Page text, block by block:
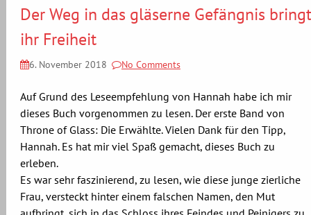
Der Weg in das gläserne Gefängnis bringt
ihr Freiheit
6. November 2018 No Comments
Auf Grund des Leseempfehlung von Hannah habe ich mir
dieses Buch vorgenommen zu lesen. Der erste Band von
Throne of Glass: Die Erwählte. Vielen Dank für den Tipp,
Hannah. Es hat mir viel Spaß gemacht, dieses Buch zu
erleben.
Es war sehr faszinierend, zu lesen, wie diese junge zierliche
Frau, versteckt hinter einem falschen Namen, den Mut